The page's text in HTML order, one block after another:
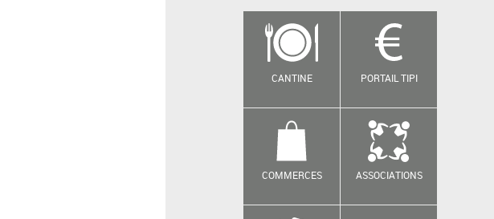
CANTINE PORTAIL TIPI
COMMERCES ASSOCIATIONS